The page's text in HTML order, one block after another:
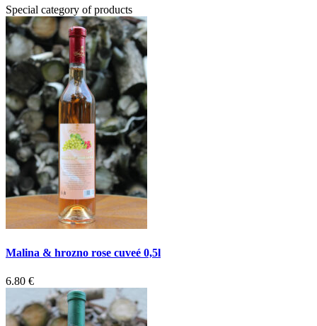
Special category of products
Malina & hrozno rose cuveé 0,5l
6.80 €